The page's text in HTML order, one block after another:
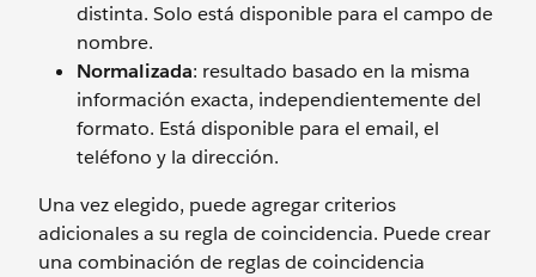
distinta. Solo está disponible para el campo de
nombre.
Normalizada: resultado basado en la misma
información exacta, independientemente del
formato. Está disponible para el email, el
teléfono y la dirección.
Una vez elegido, puede agregar criterios
adicionales a su regla de coincidencia. Puede crear
una combinación de reglas de coincidencia